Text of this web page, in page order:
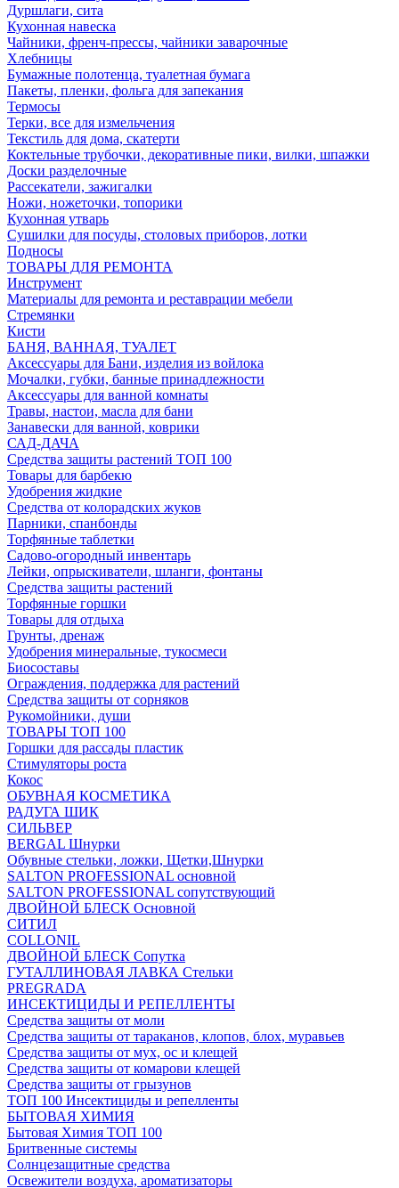
Дуршлаги, сита
Кухонная навеска
Чайники, френч-прессы, чайники заварочные
Хлебницы
Бумажные полотенца, туалетная бумага
Пакеты, пленки, фольга для запекания
Термосы
Терки, все для измельчения
Текстиль для дома, скатерти
Коктельные трубочки, декоративные пики, вилки, шпажки
Доски разделочные
Рассекатели, зажигалки
Ножи, ножеточки, топорики
Кухонная утварь
Сушилки для посуды, столовых приборов, лотки
Подносы
ТОВАРЫ ДЛЯ РЕМОНТА
Инструмент
Материалы для ремонта и реставрации мебели
Стремянки
Кисти
БАНЯ, ВАННАЯ, ТУАЛЕТ
Аксессуары для Бани, изделия из войлока
Мочалки, губки, банные принадлежности
Аксессуары для ванной комнаты
Травы, настои, масла для бани
Занавески для ванной, коврики
САД-ДАЧА
Средства защиты растений ТОП 100
Товары для барбекю
Удобрения жидкие
Средства от колорадских жуков
Парники, спанбонды
Торфянные таблетки
Садово-огородный инвентарь
Лейки, опрыскиватели, шланги, фонтаны
Средства защиты растений
Торфянные горшки
Товары для отдыха
Грунты, дренаж
Удобрения минеральные, тукосмеси
Биосоставы
Ограждения, поддержка для растений
Средства защиты от сорняков
Рукомойники, души
ТОВАРЫ ТОП 100
Горшки для рассады пластик
Стимуляторы роста
Кокос
ОБУВНАЯ КОСМЕТИКА
РАДУГА ШИК
СИЛЬВЕР
BERGAL Шнурки
Обувные стельки, ложки, Щетки,Шнурки
SALTON PROFESSIONAL основной
SALTON PROFESSIONAL сопутствующий
ДВОЙНОЙ БЛЕСК Основной
СИТИЛ
COLLONIL
ДВОЙНОЙ БЛЕСК Сопутка
ГУТАЛЛИНОВАЯ ЛАВКА Стельки
PREGRADA
ИНСЕКТИЦИДЫ И РЕПЕЛЛЕНТЫ
Средства защиты от моли
Средства защиты от тараканов, клопов, блох, муравьев
Средства защиты от мух, ос и клещей
Средства защиты от комарови клещей
Средства защиты от грызунов
ТОП 100 Инсектициды и репелленты
БЫТОВАЯ ХИМИЯ
Бытовая Химия ТОП 100
Бритвенные системы
Солнцезащитные средства
Освежители воздуха, ароматизаторы